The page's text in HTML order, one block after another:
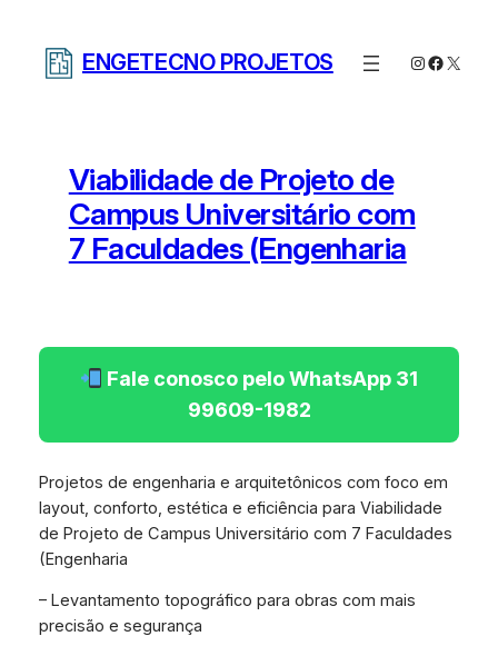
ENGETECNO PROJETOS Instagram
X
Viabilidade de Projeto de
Campus Universitário com
7 Faculdades (Engenharia
Fale conosco pelo WhatsApp 31
99609-1982
Projetos de engenharia e arquitetônicos com foco em
layout, conforto, estética e eficiência para Viabilidade
de Projeto de Campus Universitário com 7 Faculdades
(Engenharia
– Levantamento topográfico para obras com mais
precisão e segurança